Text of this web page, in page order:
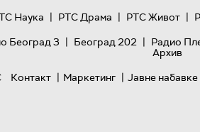
Наука | РТС Драма | РТС Живот |
Београд 3 | Београд 202 | Радио
Архив
Контакт | Маркетинг | Јавне набавке